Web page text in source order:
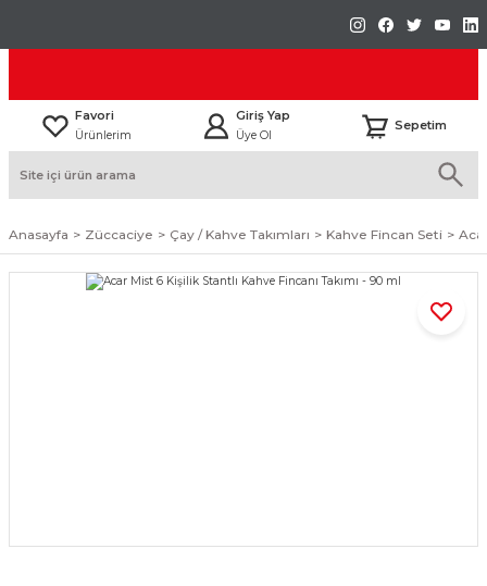
Favori
Ürünlerim
Giriş Yap
Üye Ol
Sepetim
Anasayfa Züccaciye Çay / Kahve Takımları Kahve Fincan Seti